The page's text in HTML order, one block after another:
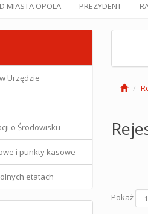
MIASTA OPOLA PREZYDENT
Urzędzie
o Środowisku
i punkty kasowe
etatach
Pokaż